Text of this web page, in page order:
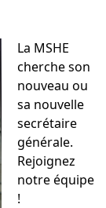
La MSHE
cherche son
nouveau ou
sa nouvelle
secrétaire
générale.
Rejoignez
notre équipe
!